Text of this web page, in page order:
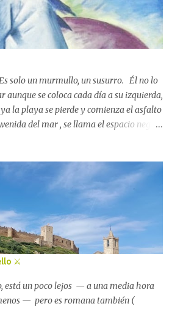
que me harás muy feliz. 😇 📍
💫
solo un murmullo, un susurro. Él no lo
aunque se coloca cada día a su izquierda,
la playa se pierde y comienza el asfalto
del mar , se llama el espacio negro
frente, siguiendo el rastro del murmullo.
el miedo. El miedo que se extiende por
vehículos que pasan a su lado casi
las pezuñas… Se llama Calígula, por
un historiador fracasado. Tiene las crines
larga que apenas mueve para sacudirse
años y unas orejeras que no le dejan ver
⚔️
está un poco lejos — a una media hora
— pero es romana también (